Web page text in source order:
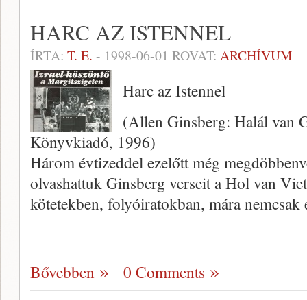
HARC AZ ISTENNEL
ÍRTA: T. E. - 1998-06-01 ROVAT: ARCHÍVUM
Harc az Istennel
(Allen Ginsberg: Halál van
Könyvkiadó, 1996)
Három évtizeddel ezelőtt még
olvashattuk Ginsberg verseit a Hol van
kötetekben, folyóiratok­ban, mára
Bővebben 0 Comments